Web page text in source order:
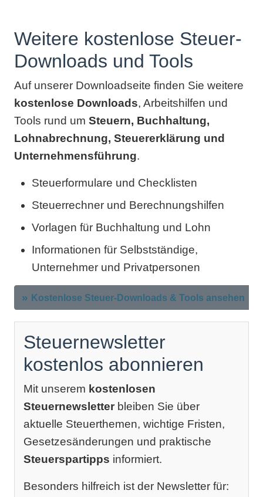
Weitere kostenlose Steuer-
Downloads und Tools
Auf unserer Downloadseite finden Sie weitere
kostenlose Downloads, Arbeitshilfen und
Tools rund um Steuern, Buchhaltung,
Lohnabrechnung, Steuererklärung und
Unternehmensführung.
Steuerformulare und Checklisten
Steuerrechner und Berechnungshilfen
Vorlagen für Buchhaltung und Lohn
Informationen für Selbstständige,
Unternehmer und Privatpersonen
Kostenlose Steuer-Downloads & Tools ansehen
Steuernewsletter
kostenlos abonnieren
Mit unserem kostenlosen
Steuernewsletter bleiben Sie über
aktuelle Steuerthemen, wichtige Fristen,
Gesetzesänderungen und praktische
Steuerspartipps informiert.
Besonders hilfreich ist der Newsletter für: